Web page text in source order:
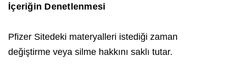
İçeriğin Denetlenmesi
Pfizer Sitedeki materyalleri istediği zaman
değiştirme veya silme hakkını saklı tutar.